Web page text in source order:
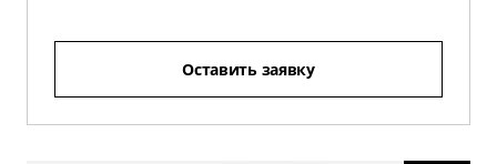
Оставить заявку